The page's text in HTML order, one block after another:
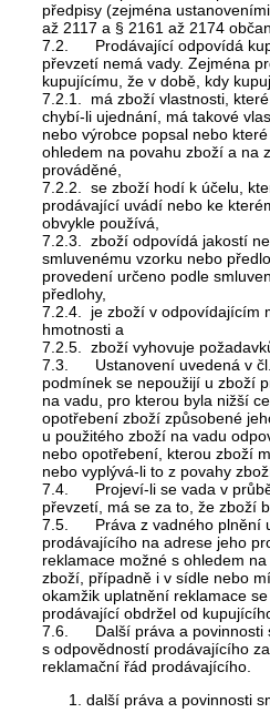
předpisy (zejména
až 2117 a § 2161 až 2174
7.2. Prodávající odpovídá
převzetí nemá vady. Zejména
kupujícímu, že v době, kdy
7.2.1. má zboží vlastnosti,
chybí-li ujednání, má takové
nebo výrobce popsal nebo
ohledem na povahu zboží a na
prováděné,
7.2.2. se zboží hodí k účelu,
prodávající uvádí nebo ke
obvykle používá,
7.2.3. zboží odpovídá jakostí
smluvenému vzorku nebo
provedení určeno podle
předlohy,
7.2.4. je zboží v odpovídajícím
hmotnosti a
7.2.5. zboží vyhovuje
7.3. Ustanovení uvedená v čl.
podmínek se nepoužijí u zboží
na vadu, pro kterou byla nižší
opotřebení zboží způsobené
u použitého zboží na vadu
nebo opotřebení, kterou zboží
nebo vyplývá-li to z povahy
7.4. Projeví-li se vada v
převzetí, má se za to, že zboží
7.5. Práva z vadného plnění
prodávajícího na adrese jeho
reklamace možné s ohledem
zboží, případně i v sídle nebo
okamžik uplatnění reklamace
prodávající obdržel od
7.6. Další práva a povinnosti
s odpovědností prodávajícího
reklamační řád prodávajícího.
další práva a povinnosti